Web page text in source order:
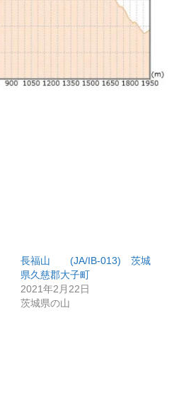
長福山 (JA/IB-013) 茨城
県久慈郡大子町
2021年2月22日
茨城県の山